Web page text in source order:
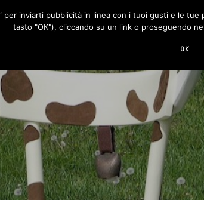
RUBRICHE DESIGN LIVING
inviarti pubblicità in linea con i tuoi gusti e le
tasto "OK"), cliccando su un link o proseguendo
OK